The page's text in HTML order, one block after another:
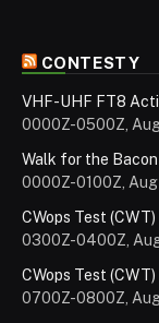
CONTESTY
VHF-UHF FT8
0000Z-0500Z,
Walk for the
0000Z-0100Z,
CWops Test (CWT)
0300Z-0400Z,
CWops Test (CWT)
0700Z-0800Z,